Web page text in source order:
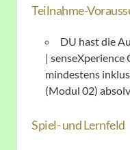
Teilnahme-
DU hast die
| senseXperience
mindestens
(Modul 02)
Spiel- und Lernfeld